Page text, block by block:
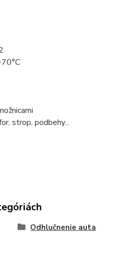
strop, podbehy...
Odhlučnenie auta